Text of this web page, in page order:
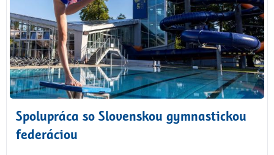
Spolupráca so Slovenskou gymnastickou
federáciou